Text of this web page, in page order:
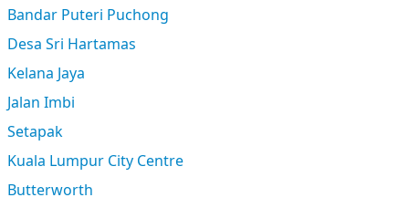
Bandar Puteri Puchong
Desa Sri Hartamas
Kelana Jaya
Jalan Imbi
Setapak
Kuala Lumpur City Centre
Butterworth